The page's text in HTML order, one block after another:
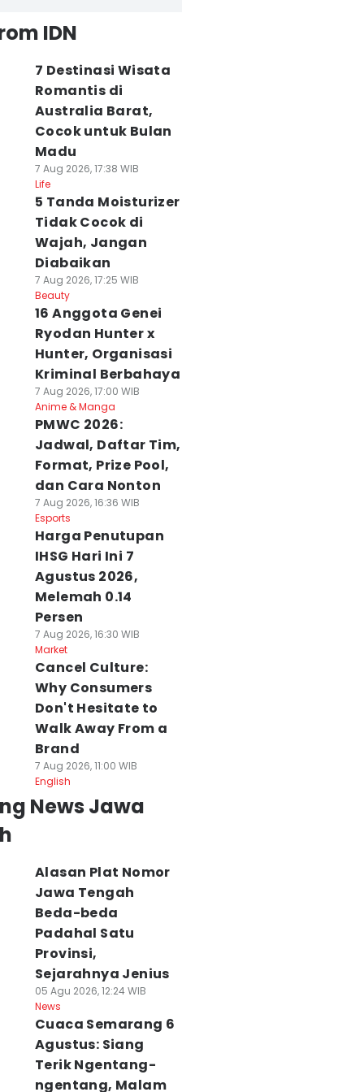
IDN
7 Destinasi Wisata
Romantis di
Australia Barat,
Cocok untuk Bulan
Madu
7 Aug 2026, 17:38 WIB
Life
5 Tanda Moisturizer
Tidak Cocok di
Wajah, Jangan
Diabaikan
7 Aug 2026, 17:25 WIB
Beauty
16 Anggota Genei
Ryodan Hunter x
Hunter, Organisasi
Kriminal Berbahaya
7 Aug 2026, 17:00 WIB
Anime & Manga
PMWC 2026:
Jadwal, Daftar Tim,
Format, Prize Pool,
dan Cara Nonton
7 Aug 2026, 16:36 WIB
Esports
Harga Penutupan
IHSG Hari Ini 7
Agustus 2026,
Melemah 0.14
Persen
7 Aug 2026, 16:30 WIB
Market
Cancel Culture:
Why Consumers
Don't Hesitate to
Walk Away From a
Brand
7 Aug 2026, 11:00 WIB
English
News Jawa
Alasan Plat Nomor
Jawa Tengah
Beda-beda
Padahal Satu
Provinsi,
Sejarahnya Jenius
05 Agu 2026, 12:24 WIB
News
Cuaca Semarang 6
Agustus: Siang
Terik Ngentang-
ngentang, Malam